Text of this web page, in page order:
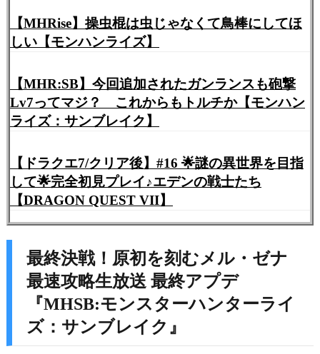
【MHRise】操虫棍は虫じゃなくて鳥棒にしてほ
しい【モンハンライズ】
【MHR:SB】今回追加されたガンランスも砲撃
Lv7ってマジ？ これからもトルチか【モンハン
ライズ：サンブレイク】
【ドラクエ7/クリア後】#16 🌟謎の異世界を目指
して🌟完全初見プレイ♪エデンの戦士たち
【DRAGON QUEST VII】
最終決戦！原初を刻むメル・ゼナ
最速攻略生放送 最終アプデ
『MHSB:モンスターハンターライ
ズ：サンブレイク』